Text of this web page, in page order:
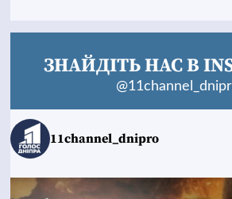
ЗНАЙДІТЬ НАС В
11channel_dnipro